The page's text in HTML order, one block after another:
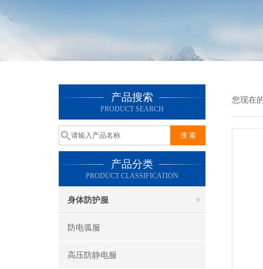
产品搜索
PRODUCT SEARCH
产品分类
PRODUCT CLASSIFICATION
身体防护服
防电弧服
高压防静电服
您现在